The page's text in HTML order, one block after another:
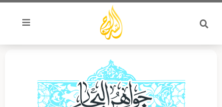
تخطي
المحتوى